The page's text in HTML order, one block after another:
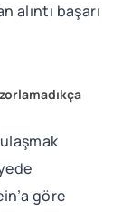
alıntı başarı
göre